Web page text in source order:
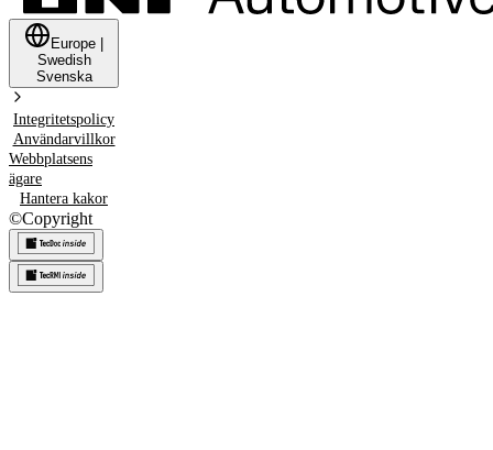
Europe
Swedish
Svenska
Integritetspolicy
Användarvillkor
Webbplatsens
ägare
Hantera kakor
©Copyright